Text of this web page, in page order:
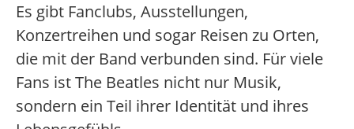
Es gibt Fanclubs, Ausstellungen,
Konzertreihen und sogar Reisen zu Orten,
die mit der Band verbunden sind. Für viele
Fans ist The Beatles nicht nur Musik,
sondern ein Teil ihrer Identität und ihres